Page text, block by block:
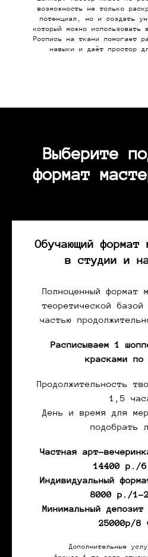
возможность не только
потенциал, но и создать
который можно использовать
Роспись на ткани помогает
навыки и даёт простор
Выберите
формат
Обучающий формат
в студии и
Полноценный формат
теоретической
частью
Расписываем 1
красками по
Продолжительность
1,5
День и время для
подобрать
Частная арт-
14400 р./
Индивидуальный
8000 р./1-
Минимальный
25000р/8
Дополнительные